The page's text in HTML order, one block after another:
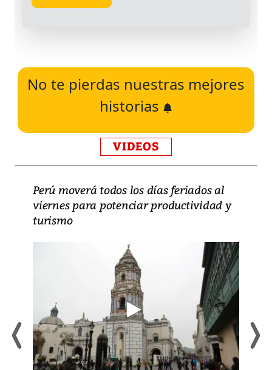
No te pierdas nuestras mejores
historias
VIDEOS
Perú moverá todos los días feriados al
viernes para potenciar productividad y
turismo